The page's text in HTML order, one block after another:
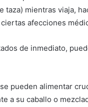
taza) mientras viaja,
afecciones
de inmediato,
pueden alimentar
a su caballo o